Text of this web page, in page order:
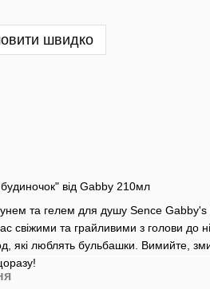
швидко
від Gabby 210мл
та гелем для душу Sence
свіжими та грайливими з голови до
які люблять бульбашки. Вимийте,